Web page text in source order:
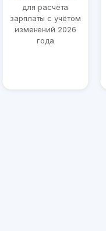
для расчёта
зарплаты с учётом
изменений 2026
года